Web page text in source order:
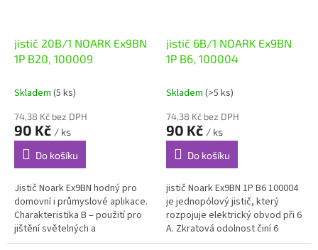
jistič 20B/1 NOARK Ex9BN
1P B20, 100009
Skladem (5 ks)
74,38 Kč bez DPH
90 Kč / ks
Do košíku
Jistič Noark Ex9BN hodný pro
domovní i průmyslové aplikace.
Charakteristika B – použití pro
jištění světelných a
zásuvkových obvodů s nízkými
jistič 6B/1 NOARK Ex9BN
1P B6, 100004
Skladem (>5 ks)
74,38 Kč bez DPH
90 Kč / ks
Do košíku
jistič Noark Ex9BN 1P B6 100004
je jednopólový jistič, který
rozpojuje elektrický obvod při 6
A. Zkratová odolnost činí 6
kA a jistič spadá...